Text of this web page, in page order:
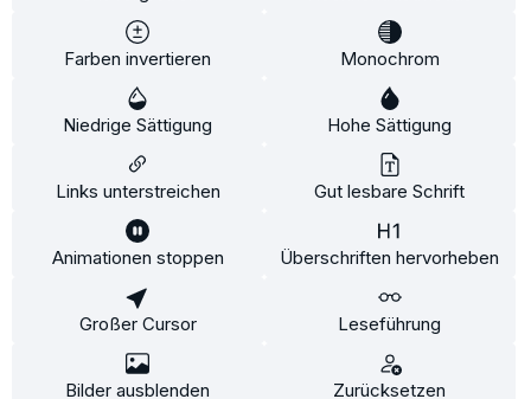
* Alle Preise inkl. gesetzl. Mehrwertsteuer zzgl.
und ggf. Nachnahmegebühren, wenn
Farben invertieren Monochrom
Niedrige Sättigung Hohe Sättigung
Links unterstreichen Gut lesbare Schrift
Animationen stoppen Überschriften hervorheben
Großer Cursor Leseführung
Bilder ausblenden Zurücksetzen
Diese Website verwendet Cookies, um eine bestmögliche
Erfahrung bieten zu können.
Mehr Informationen ...
Nur technisch notwendige
Alle Cookies akzeptieren